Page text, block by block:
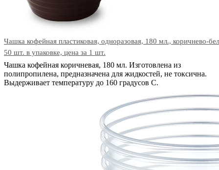
Чашка кофейная пластиковая, одноразовая, 180 мл., коричнево-
50 шт. в упаковке, цена за 1 шт.
Чашка кофейная коричневая, 180 мл. Изготовлена из
полипропилена, предназначена для жидкостей, не токсична.
Выдерживает температуру до 160 градусов С.
Код: 26555 В корзину
в наличии
26 тг.
− +